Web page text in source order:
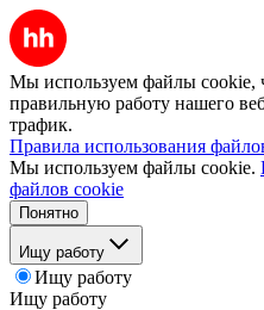
Мы используем файлы cookie,
правильную работу нашего
трафик.
Правила использования
Мы используем файлы cookie.
файлов cookie
Понятно
Ищу работу
Ищу работу
Ищу работу